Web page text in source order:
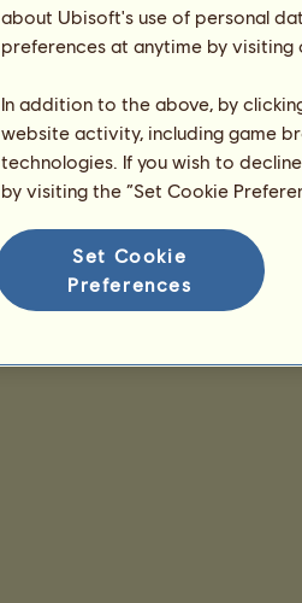
about Ubisoft's use of personal
preferences at anytime by
In addition to the above, by
website activity, including game
technologies. If you wish to
by visiting the “Set Cookie
Set Cookie
Preferences